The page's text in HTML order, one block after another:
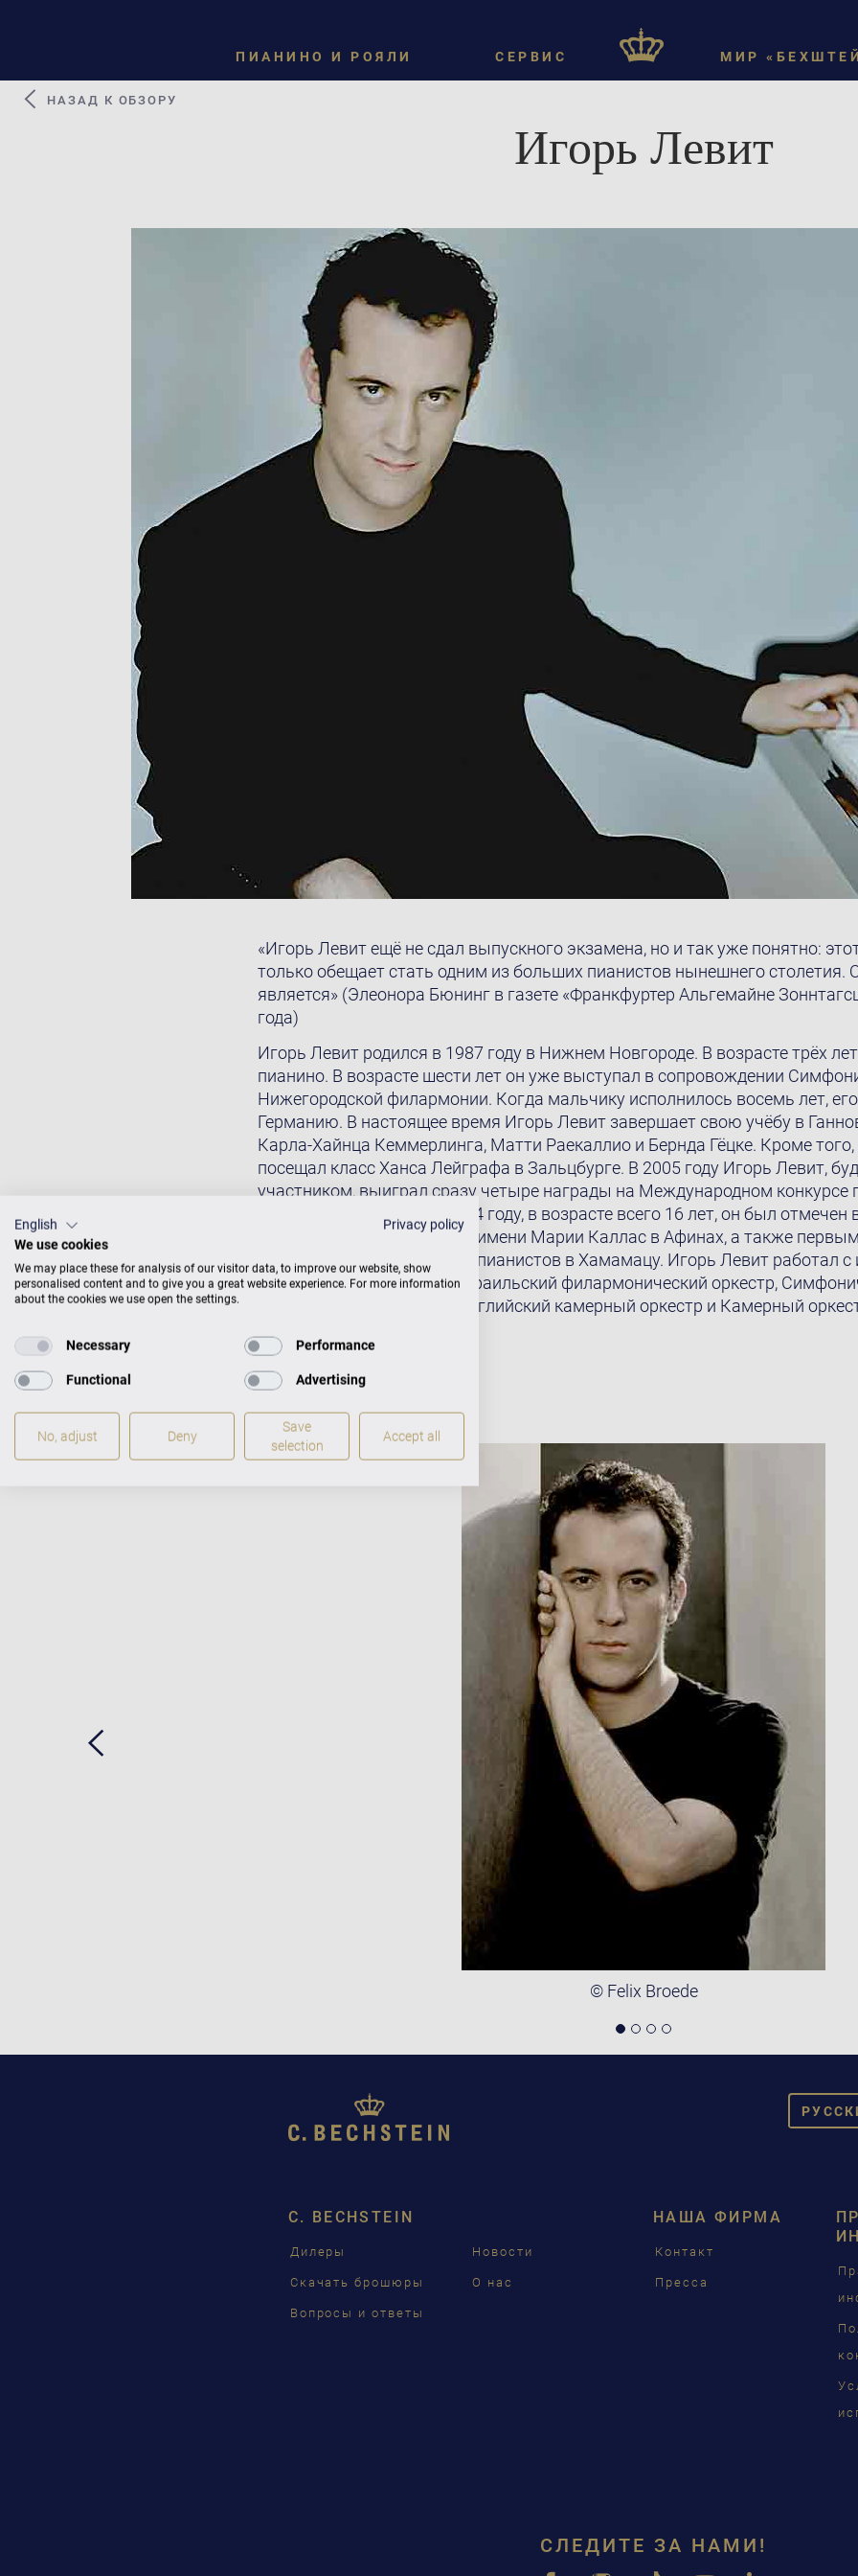
ПИАНИНО И РОЯЛИ СЕРВИС МИР
Игорь Левит
НАЗАД К ОБЗОРУ
«Игорь Левит ещё не сдал выпускного экзамена, но и так уже понятно:
только обещает стать одним из больших пианистов нынешнего столетия.
является» (Элеонора Бюнинг в газете «Франкфуртер Альгемайне
года)
Игорь Левит родился в 1987 году в Нижнем Новгороде. В возрасте трёх
пианино. В возрасте шести лет он уже выступал в сопровождении
Нижегородской филармонии. Когда мальчику исполнилось восемь лет,
Германию. В настоящее время Игорь Левит завершает свою учёбу в
Карла-Хайнца Кеммерлинга, Матти Раекаллио и Бернда Гёцке. Кроме
посещал класс Ханса Лейграфа в Зальцбурге. В 2005 году Игорь Левит,
участником, выиграл сразу четыре награды на Международном конкурсе
Артура Рубинштейна. В 2004 году, в возрасте всего 16 лет, он был
Международного конкурса имени Марии Каллас в Афинах, а также
Международного конкурса пианистов в Хамамацу. Игорь Левит работал
оркестрами, такими как Израильский филармонический оркестр,
Северонемецкого радио, Английский камерный оркестр и Камерный
Фото: Феликс Брёде
© Felix Broede
日本
C. BECHSTEIN
Дилеры
Скачать брошюры
Вопросы и ответы
Новости
О нас
НАША ФИРМА
Контакт
Пресса
СЛЕДИТЕ ЗА НАМИ!
English
Privacy policy
We use cookies
We may place these for analysis of our visitor data, to improve our website, show
personalised content and to give you a great website experience. For more information
about the cookies we use open the settings.
Necessary Performance
Functional Advertising
No, adjust Deny
Save
selection
Accept all